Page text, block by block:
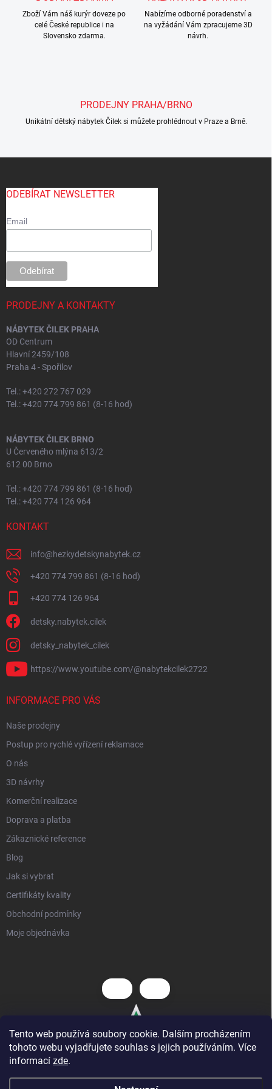
Tento web používá soubory cookie. Dalším procházením
tohoto webu vyjadřujete souhlas s jejich používáním. Více
informací zde.
Zboží Vám náš kurýr doveze po
celé České republice i na
Slovensko zdarma.
Nabízíme odborné poradenství a
na vyžádání Vám zpracujeme 3D
návrh.
PRODEJNY PRAHA/BRNO
Unikátní dětský nábytek Čilek si můžete prohlédnout v Praze a Brně.
ODEBÍRAT NEWSLETTER
Email
PRODEJNY A KONTAKTY
NÁBYTEK ČILEK PRAHA
OD Centrum
Hlavní 2459/108
Praha 4 - Spořilov
Tel.: +420 272 767 029
Tel.: +420 774 799 861 (8-16 hod)
NÁBYTEK ČILEK BRNO
U Červeného mlýna 613/2
612 00 Brno
Tel.: +420 774 799 861 (8-16 hod)
Tel.: +420 774 126 964
KONTAKT
info@hezkydetskynabytek.cz
+420 774 799 861 (8-16 hod)
+420 774 126 964
detsky.nabytek.cilek
detsky_nabytek_cilek
https://www.youtube.com/@nabytekcilek2722
INFORMACE PRO VÁS
Naše prodejny
Postup pro rychlé vyřízení reklamace
O nás
3D návrhy
Komerční realizace
Doprava a platba
Zákaznické reference
Blog
Jak si vybrat
Certifikáty kvality
Obchodní podmínky
Moje objednávka